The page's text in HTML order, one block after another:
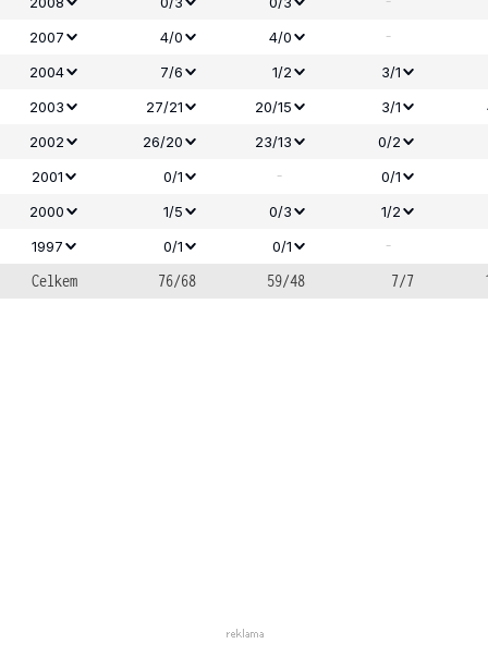
2007 4/0 4/0 -
2004 7/6 1/2 3/1
2003
27/21 20/15 3/1
2002
26/20 23/13 0/2
2001
0/1 -
0/1
2000
1/5 0/3
1/2
1997
0/1 0/1
-
Celkem
76/68 59/48 7/7